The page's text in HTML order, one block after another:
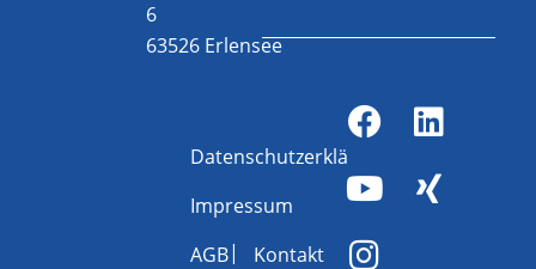
6
63526 Erlensee
Datenschutzerklärung
Impressum
AGB
Kontakt